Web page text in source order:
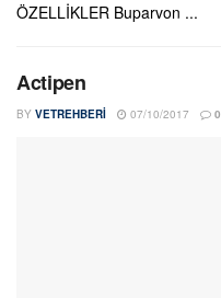
ÖZELLİKLER Buparvon ...
Actipen
BY VETREHBERI 07/10/2017 0